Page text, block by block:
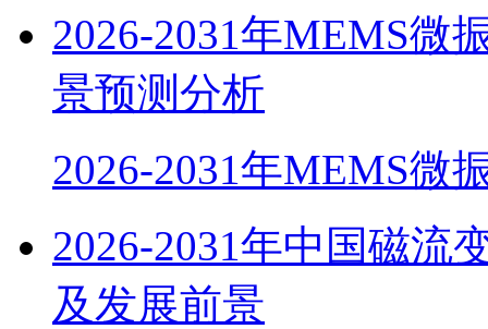
2026-2031年MEMS微
景预测分析
2026-2031年MEMS微
2026-2031年中国磁流
及发展前景